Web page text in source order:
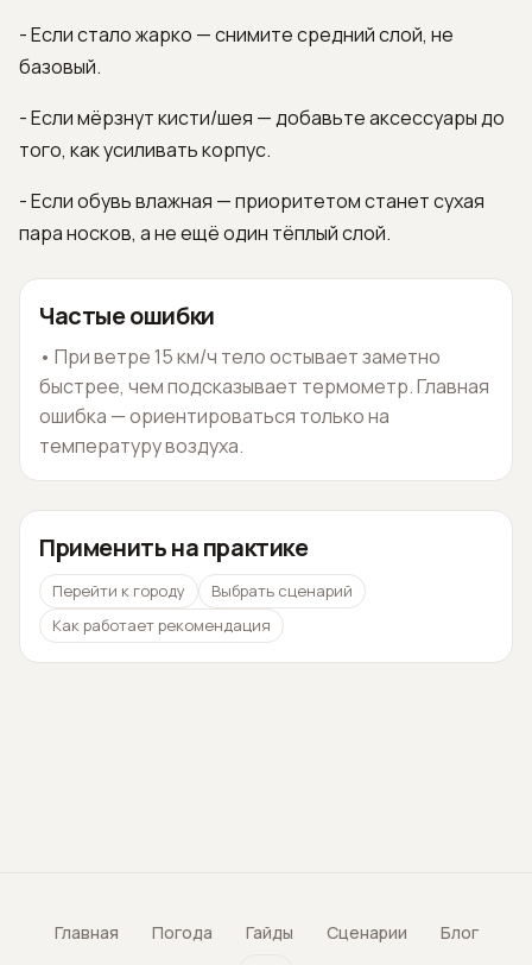
- Если стало жарко — снимите средний слой, не
базовый.
- Если мёрзнут кисти/шея — добавьте аксессуары до
того, как усиливать корпус.
- Если обувь влажная — приоритетом станет сухая
пара носков, а не ещё один тёплый слой.
Частые ошибки
• При ветре 15 км/ч тело остывает заметно
быстрее, чем подсказывает термометр. Главная
ошибка — ориентироваться только на
температуру воздуха.
Применить на практике
Перейти к городу
Выбрать сценарий
Как работает рекомендация
Главная Погода Гайды Сценарии Блог